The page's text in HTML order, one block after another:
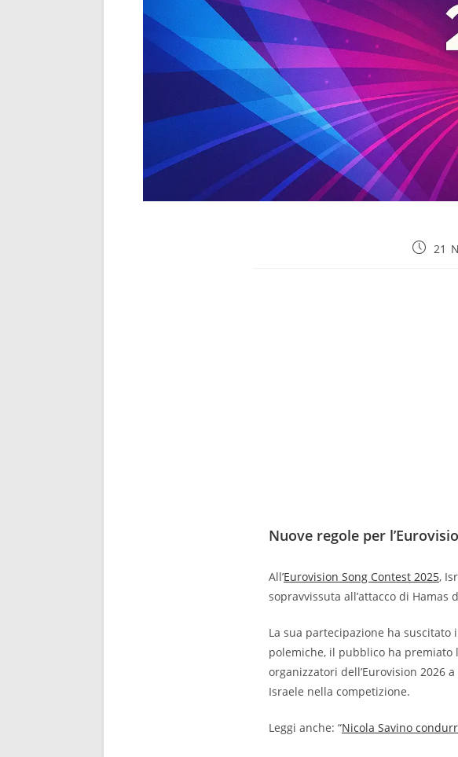
21
Nuove regole per
All’Eurovision Song Contest 2025,
sopravvissuta all’attacco di Hamas
La sua partecipazione ha
polemiche, il pubblico ha
organizzatori dell’Eurovision 2026
Israele nella competizione.
Leggi anche: “Nicola Savino